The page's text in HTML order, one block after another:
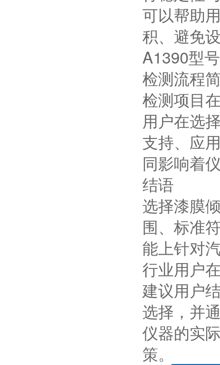
可以帮助
积、避免
A1390型
检测流程
检测项目
用户在选
支持、应
同影响着
结语
选择漆膜
围、标准
能上针对
行业用户
建议用户
选择，并
仪器的实
策。